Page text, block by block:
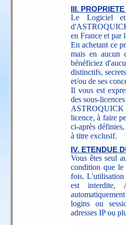
III.
Le Logiciel et
en France et par
En achetant ce
mais en aucun
bénéficiez
distinctifs,
et/ou de ses
Il vous est
des sous-
licence, à faire
ci-après
à titre exclusif.
IV. ETENDUE
Vous êtes seul
condition que
fois. L'utilisation
est interdite,
logins ou
adresses IP ou